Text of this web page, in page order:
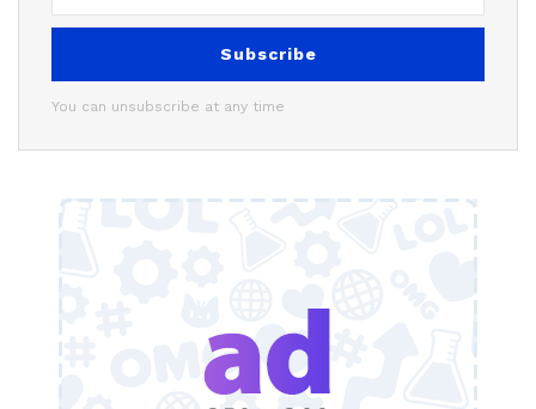
Subscribe
You can unsubscribe at any time